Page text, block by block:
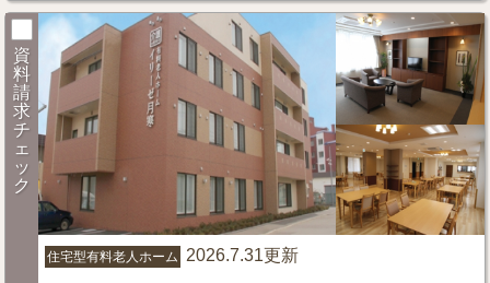
資
料
請
求
チ
ェ
ッ
ク
住宅型有料老人ホーム 2026.7.31更新